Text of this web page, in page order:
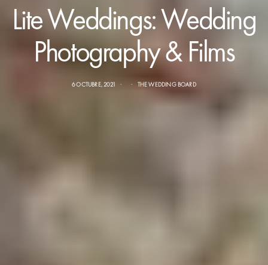
Lite Weddings: Wedding
Photography & Films
6 OCTUBRE, 2021 THE WEDDING BOARD